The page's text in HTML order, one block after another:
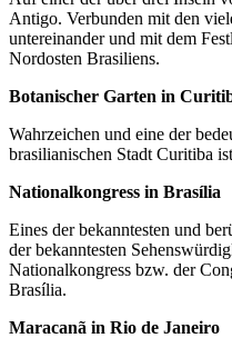
Antigo. Verbunden mit den
untereinander und mit dem
Nordosten Brasiliens.
Botanischer Garten in
Wahrzeichen und eine der
brasilianischen Stadt Curitiba
Nationalkongress in Brasília
Eines der bekanntesten und
der bekanntesten
Nationalkongress bzw. der
Brasília.
Maracanã in Rio de Janeiro